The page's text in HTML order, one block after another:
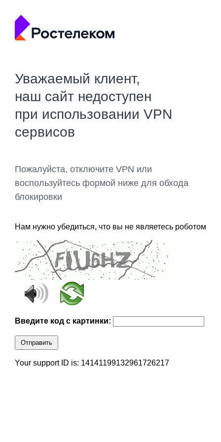
Уважаемый клиент,
наш сайт недоступен
при использовании VPN
сервисов
Пожалуйста, отключите VPN или
воспользуйтесь формой ниже для обхода
блокировки
Нам нужно убедиться, что вы не являетесь роботом
Введите код с картинки:
Отправить
Your support ID is: 14141199132961726217